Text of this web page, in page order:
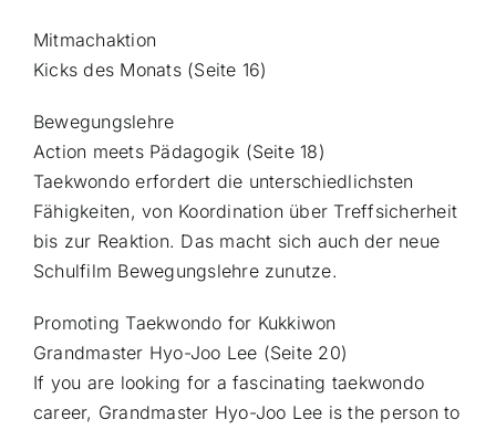
Mitmachaktion
Kicks des Monats (Seite 16)
Bewegungslehre
Action meets Pädagogik (Seite 18)
Taekwondo erfordert die unterschiedlichsten
Fähigkeiten, von Koordination über Treffsicherheit
bis zur Reaktion. Das macht sich auch der neue
Schulfilm Bewegungslehre zunutze.
Promoting Taekwondo for Kukkiwon
Grandmaster Hyo-Joo Lee (Seite 20)
If you are looking for a fascinating taekwondo
career, Grandmaster Hyo-Joo Lee is the person to